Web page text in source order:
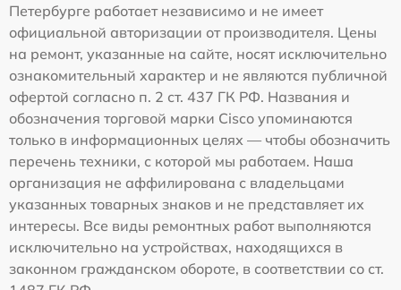
Петербурге работает независимо и не имеет
официальной авторизации от производителя. Цены
на ремонт, указанные на сайте, носят исключительно
ознакомительный характер и не являются публичной
офертой согласно п. 2 ст. 437 ГК РФ. Названия и
обозначения торговой марки Cisco упоминаются
только в информационных целях — чтобы обозначить
перечень техники, с которой мы работаем. Наша
организация не аффилирована с владельцами
указанных товарных знаков и не представляет их
интересы. Все виды ремонтных работ выполняются
исключительно на устройствах, находящихся в
законном гражданском обороте, в соответствии со ст.